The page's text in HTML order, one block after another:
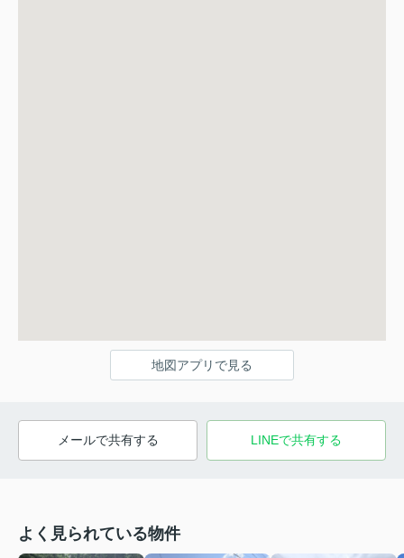
地図アプリで見る
メールで共有する LINEで共有する
よく見られている物件